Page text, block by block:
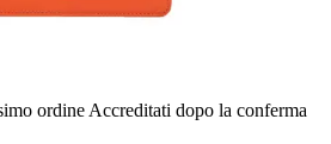
ordine Accreditati dopo la conferma